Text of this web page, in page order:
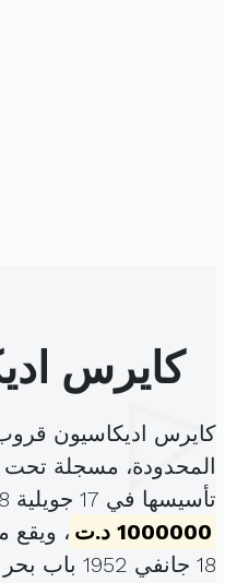
كايرس
كايرس اديكاسيون
المحدودة، مسجلة تحت
تأسيسها في 17 جويلية 2018 برأس مال قدره
1000000 د.ت
18 جانفي 1952 باب بحر (